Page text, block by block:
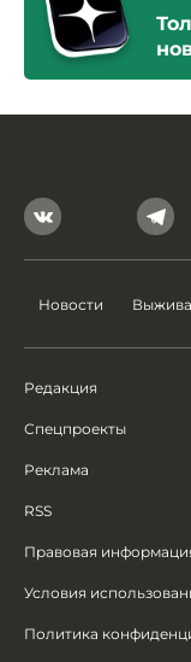
Новости
Редакция
Спецпроекты
Реклама
RSS
Правовая
Условия
Политика